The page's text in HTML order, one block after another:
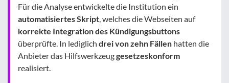
Für die Analyse entwickelte die Institution ein
automatisiertes Skript, welches die Webseiten auf
korrekte Integration des Kündigungsbuttons
überprüfte. In lediglich drei von zehn Fällen hatten die
Anbieter das Hilfswerkzeuggesetzeskonform
realisiert.